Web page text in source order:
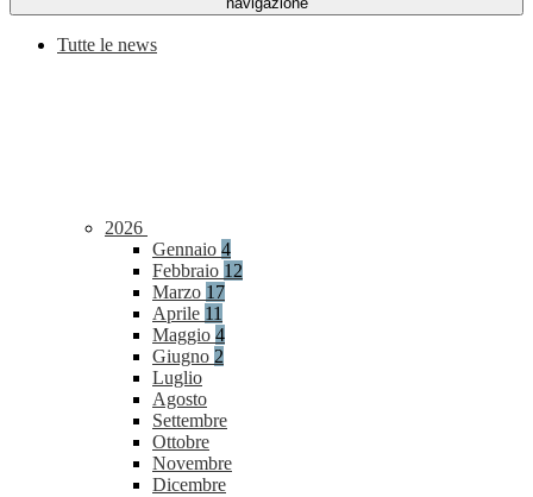
Tutte le news
2026
Gennaio 4
Febbraio 12
Marzo 17
Aprile 11
Maggio 4
Giugno 2
Luglio
Agosto
Settembre
Ottobre
Novembre
Dicembre